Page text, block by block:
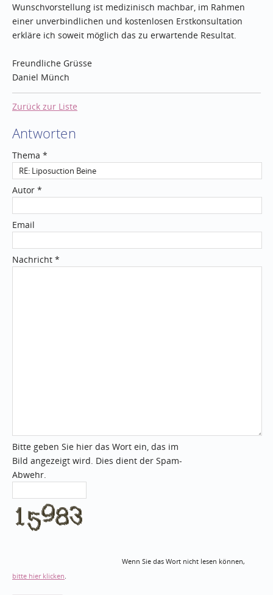
Wunschvorstellung ist medizinisch machbar, im Rahmen
einer unverbindlichen und kostenlosen Erstkonsultation
erkläre ich soweit möglich das zu erwartende Resultat.
Freundliche Grüsse
Daniel Münch
Zurück zur Liste
Antworten
Thema *
Autor *
Email
Nachricht *
Bitte geben Sie hier das Wort ein, das im
Bild angezeigt wird. Dies dient der Spam-
Abwehr.
Wenn Sie das Wort nicht lesen können,
bitte hier klicken.